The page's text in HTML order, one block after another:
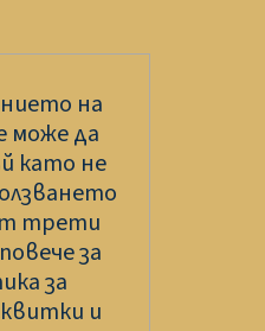
на
може да
като не
трети
за
за
и